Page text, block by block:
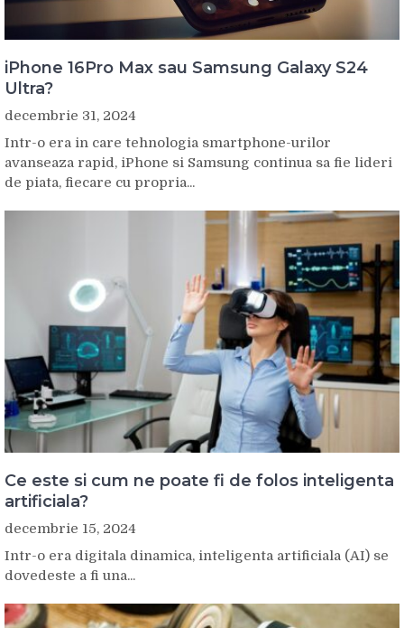
iPhone 16Pro Max sau Samsung Galaxy S24
Ultra?
decembrie 31, 2024
Intr-o era in care tehnologia smartphone-urilor
avanseaza rapid, iPhone si Samsung continua sa fie lideri
de piata, fiecare cu propria...
Ce este si cum ne poate fi de folos inteligenta
artificiala?
decembrie 15, 2024
Intr-o era digitala dinamica, inteligenta artificiala (AI) se
dovedeste a fi una...